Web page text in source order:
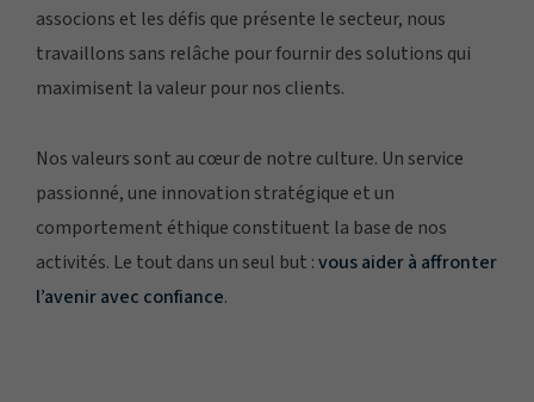
associons et les défis que présente le secteur, nous
travaillons sans relâche pour fournir des solutions qui
maximisent la valeur pour nos clients.
Nos valeurs sont au cœur de notre culture. Un service
passionné, une innovation stratégique et un
comportement éthique constituent la base de nos
activités. Le tout dans un seul but :vous aider à affronter
l’avenir avec confiance.